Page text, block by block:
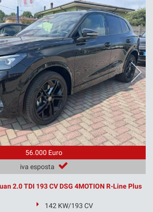
56.000 Euro
iva esposta
2.0 TDI 193 CV DSG 4MOTION R-Line Plus
142 KW/193 CV